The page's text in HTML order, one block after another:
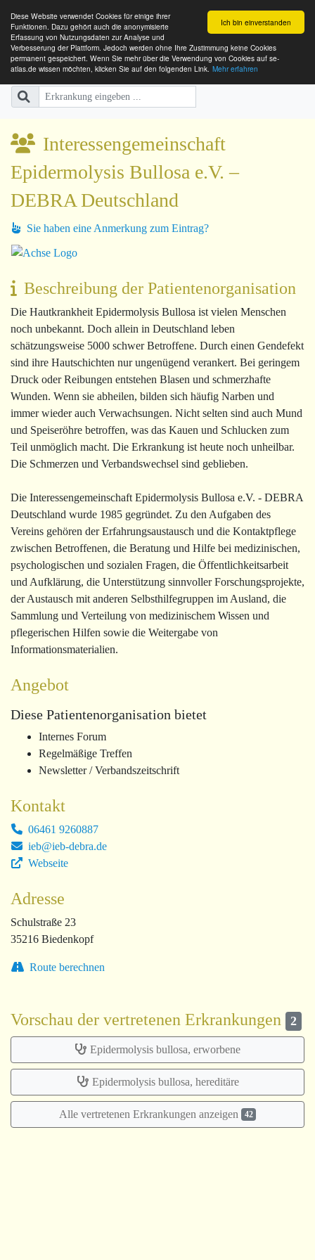
Ich bin einverstanden
Diese Website verwendet Cookies für einige ihrer
Funktionen. Dazu gehört auch die anonymisierte
Erfassung von Nutzungsdaten zur Analyse und
Verbesserung der Plattform. Jedoch werden ohne Ihre Zustimmung keine Cookies
permanent gespeichert. Wenn Sie mehr über die Verwendung von Cookies auf se-
atlas.de wissen möchten, klicken Sie auf den folgenden Link. Mehr erfahren
SE-ATLAS
Versorgungsatlas für Menschen
Interessengemeinschaft
Epidermolysis Bullosa e.V. –
DEBRA Deutschland
Sie haben eine Anmerkung zum Eintrag?
Beschreibung der Patientenorganisation
Die Hautkrankheit Epidermolysis Bullosa ist vielen Menschen
noch unbekannt. Doch allein in Deutschland leben
schätzungsweise 5000 schwer Betroffene. Durch einen Gendefekt
sind ihre Hautschichten nur ungenügend verankert. Bei geringem
Druck oder Reibungen entstehen Blasen und schmerzhafte
Wunden. Wenn sie abheilen, bilden sich häufig Narben und
immer wieder auch Verwachsungen. Nicht selten sind auch Mund
und Speiseröhre betroffen, was das Kauen und Schlucken zum
Teil unmöglich macht. Die Erkrankung ist heute noch unheilbar.
Die Schmerzen und Verbandswechsel sind geblieben.
Die Interessengemeinschaft Epidermolysis Bullosa e.V. - DEBRA
Deutschland wurde 1985 gegründet. Zu den Aufgaben des
Vereins gehören der Erfahrungsaustausch und die Kontaktpflege
zwischen Betroffenen, die Beratung und Hilfe bei medizinischen,
psychologischen und sozialen Fragen, die Öffentlichkeitsarbeit
und Aufklärung, die Unterstützung sinnvoller Forschungsprojekte,
der Austausch mit anderen Selbsthilfegruppen im Ausland, die
Sammlung und Verteilung von medizinischem Wissen und
pflegerischen Hilfen sowie die Weitergabe von
Informationsmaterialien.
Angebot
Diese Patientenorganisation bietet
Internes Forum
Regelmäßige Treffen
Newsletter / Verbandszeitschrift
Kontakt
06461 9260887
ieb@ieb-debra.de
Webseite
Adresse
Schulstraße 23
35216 Biedenkopf
Route berechnen
Vorschau der vertretenen Erkrankungen 2
Epidermolysis bullosa, erworbene
Epidermolysis bullosa, hereditäre
Alle vertretenen Erkrankungen anzeigen 42